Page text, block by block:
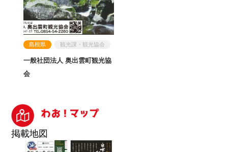
島根県 観光課・観光協会
一般社団法人 奥出雲町観光協
会
掲載地図